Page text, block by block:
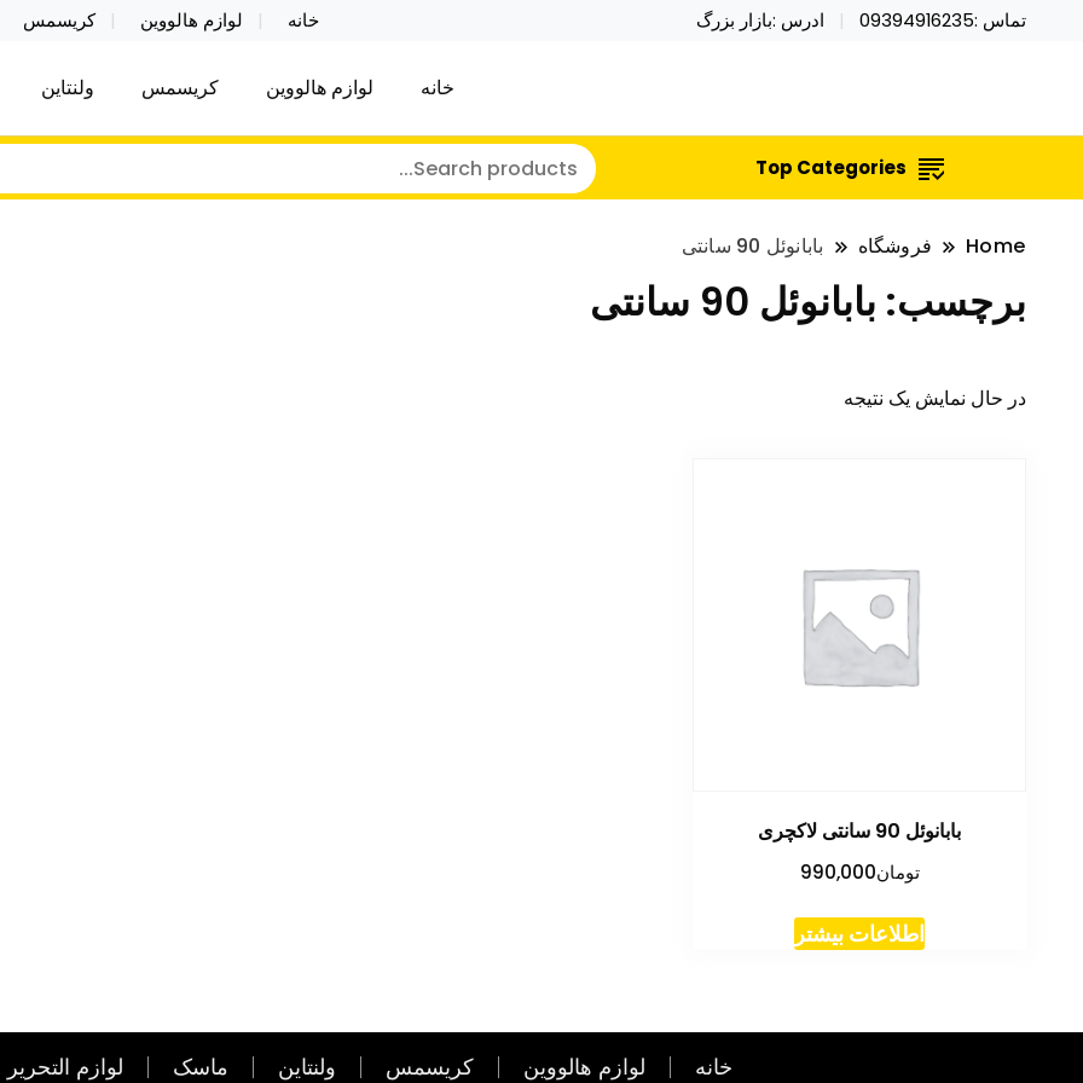
تماس :09394916235 ادرس :بازار بزرگ خانه لوازم هالووین کریسمس
نایکر توی فروش عمده لوازم هالووین ولن تاین کادویی کریسمس اکسسوری
خرید محصولات خاص فیجت اسباب بازی تراول ماگ نایکر توی فروش عمده لوازم هالووین ولن تاین کادویی
خانه لوازم هالووین کریسمس ولنتاین
Top Categories
Home فروشگاه بابانوئل 90 سانتی
برچسب: بابانوئل 90 سانتی
در حال نمایش یک نتیجه
بابانوئل 90 سانتی لاکچری
تومان990,000
اطلاعات بیشتر
خانه لوازم هالووین کریسمس ولنتاین ماسک لوازم التحریر